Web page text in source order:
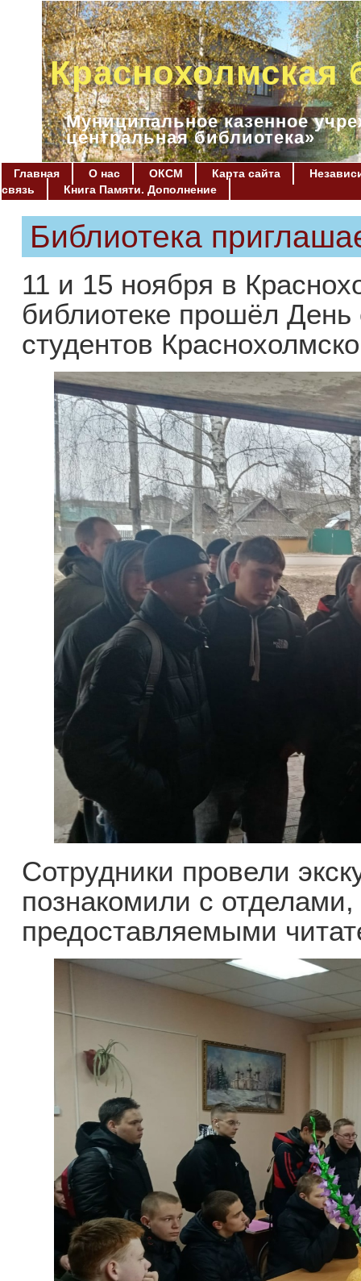
Краснохолмская
Муниципальное казенное
центральная библиотека»
Главная О нас ОКСМ Карта сайта
связь
Книга Памяти. Дополнение
Библиотека
11 и 15 ноября в
библиотеке прошёл
студентов
Сотрудники провели
познакомили с отделами,
предоставляемыми